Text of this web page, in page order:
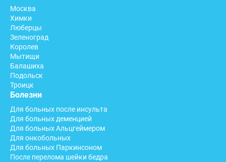
Москва
Химки
Люберцы
Зеленоград
Королев
Мытищи
Балашиха
Подольск
Троицк
Болезни
Для больных после инсульта
Для больных деменцией
Для больных Альцгеймером
Для онкобольных
Для больных Паркинсоном
После перелома шейки бедра